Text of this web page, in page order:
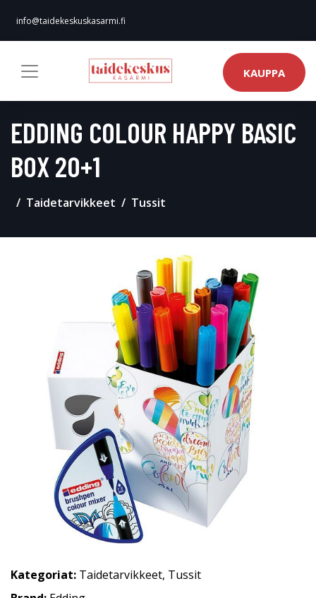
info@taidekeskuskasarmi.fi
KAUPPA
EDDING COLOUR HAPPY BASIC
BOX 20+1
Taidetarvikkeet Tussit
Kategoriat: Taidetarvikkeet, Tussit